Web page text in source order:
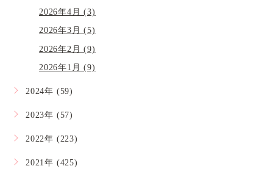
2026年4月 (3)
2026年3月 (5)
2026年2月 (9)
2026年1月 (9)
2024年 (59)
2023年 (57)
2022年 (223)
2021年 (425)